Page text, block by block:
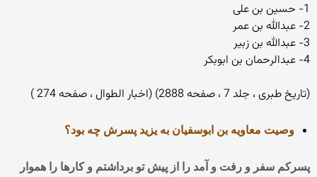
1- حسین بن علی
2- عبدالله بن عمر
3- عبدالله بن زبیر
4- عبدالرحمان بن ابوبکر
(تاریخ طبری ، جلد 7 ، صفحه 2888) (اخبار الطوال ، صفحه 274 )
وصیت معاویه بن ابوسفیان به یزید پسرش چه بود؟
پسرکم سفر و رفت و آمد را از پیش تو برداشتم و کارها را هموار